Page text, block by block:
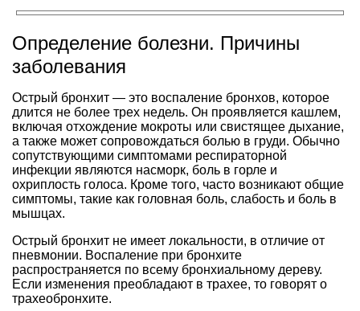
Определение болезни. Причины
заболевания
Острый бронхит — это воспаление бронхов, которое
длится не более трех недель. Он проявляется кашлем,
включая отхождение мокроты или свистящее дыхание,
а также может сопровождаться болью в груди. Обычно
сопутствующими симптомами респираторной
инфекции являются насморк, боль в горле и
охриплость голоса. Кроме того, часто возникают общие
симптомы, такие как головная боль, слабость и боль в
мышцах.
Острый бронхит не имеет локальности, в отличие от
пневмонии. Воспаление при бронхите
распространяется по всему бронхиальному дереву.
Если изменения преобладают в трахее, то говорят о
трахеобронхите.